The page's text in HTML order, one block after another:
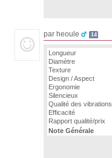
par heoule 14
Longueur
Diamètre
Texture
Design / Aspect
Ergonomie
Silencieux
Qualité des vibrations
Efficacité
Rapport qualité/prix
Note Générale